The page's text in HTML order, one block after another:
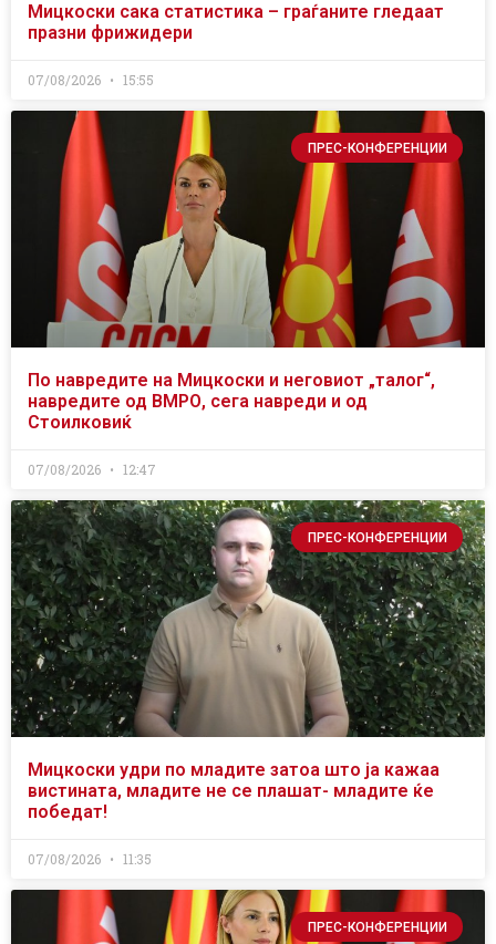
Мицкоски сака статистика – граѓаните гледаат
празни фрижидери
07/08/2026 15:55
ПРЕС-КОНФЕРЕНЦИИ
По навредите на Мицкоски и неговиот „талог“,
навредите од ВМРО, сега навреди и од
Стоилковиќ
07/08/2026 12:47
ПРЕС-КОНФЕРЕНЦИИ
Мицкоски удри по младите затоа што ја кажаа
вистината, младите не се плашат- младите ќе
победат!
07/08/2026 11:35
ПРЕС-КОНФЕРЕНЦИИ